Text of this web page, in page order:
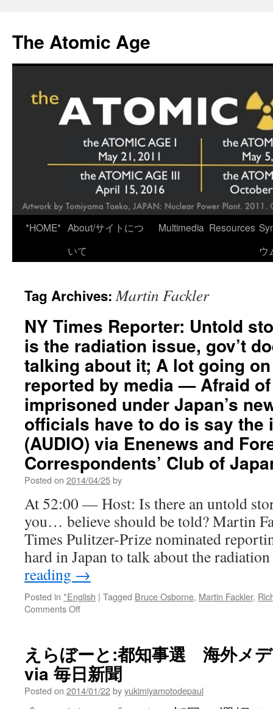
content
The Atomic Age
*HOME* About/サイトにつ
いて
Multimedia Resources
ウ
Tag Archives:Martin Fackler
NY Times Reporter: Untold
is the radiation issue, gov’t
talking about it; A lot going on
reported by media — Afraid
imprisoned under Japan’s
officials have to do is say the
(AUDIO) via Enenews and
Correspondents’ Club of
Posted on 2014/04/25by
At 52:00 — Host: Is there an untold
you… believe should be told? Martin
Times Pulitzer-Prize nominated
hard in Japan to talk about the
reading →
Posted in *English | Tagged Bruce Osborne, Martin Fackler,
Comments Offon
Untold
story
of
Fukushima
is
えらぼーと:都知事選 海外メ
via 毎日新聞
Posted on 2014/01/22byyukimiyamotodepaul